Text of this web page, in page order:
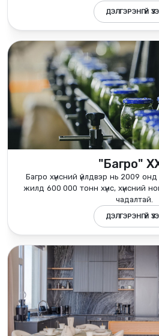
стандартыг ханган
ДЭЛГЭРЭНГҮЙ
"Багро"
Багро хүнсний үйлдвэр нь 2009
жилд 600 000 тонн хүнс, хүнсний
чадалтай.
ДЭЛГЭРЭНГҮЙ